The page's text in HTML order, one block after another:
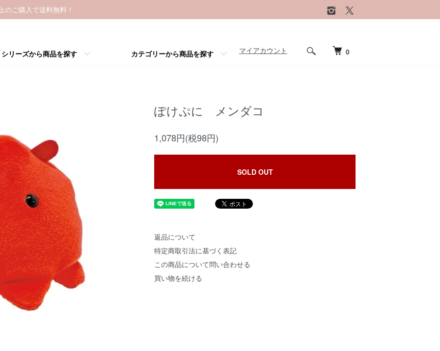
ご購入で送料無料！
マイアカウント 0
シリーズから商品を探す カテゴリーから商品を探す
ぽけぷに メンダコ
1,078円(税98円)
SOLD OUT
返品について
特定商取引法に基づく表記
この商品について問い合わせる
買い物を続ける